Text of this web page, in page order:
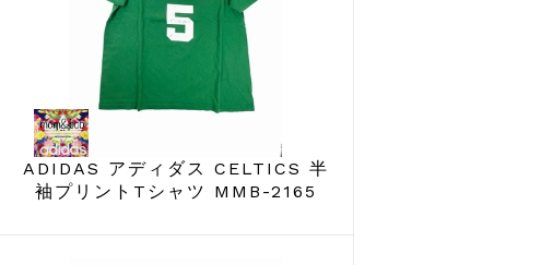
ADIDAS アディダス CELTICS 半
袖プリントTシャツ MMB-2165